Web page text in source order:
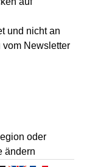
und nicht an
vom Newsletter
oder
ändern